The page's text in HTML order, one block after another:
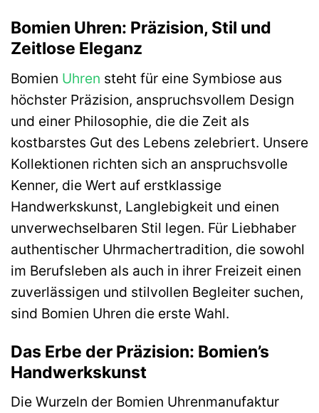
Bomien Uhren: Präzision, Stil und
Zeitlose Eleganz
Bomien Uhren steht für eine Symbiose aus
höchster Präzision, anspruchsvollem Design
und einer Philosophie, die die Zeit als
kostbarstes Gut des Lebens zelebriert. Unsere
Kollektionen richten sich an anspruchsvolle
Kenner, die Wert auf erstklassige
Handwerkskunst, Langlebigkeit und einen
unverwechselbaren Stil legen. Für Liebhaber
authentischer Uhrmachertradition, die sowohl
im Berufsleben als auch in ihrer Freizeit einen
zuverlässigen und stilvollen Begleiter suchen,
sind Bomien Uhren die erste Wahl.
Das Erbe der Präzision: Bomien’s
Handwerkskunst
Die Wurzeln der Bomien Uhrenmanufaktur